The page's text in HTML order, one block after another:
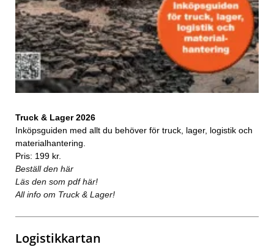
Truck & Lager 2026
Inköpsguiden med allt du behöver för truck, lager, logistik och
materialhantering.
Pris: 199 kr.
Beställ den här
Läs den som pdf här!
All info om Truck & Lager!
Logistikkartan